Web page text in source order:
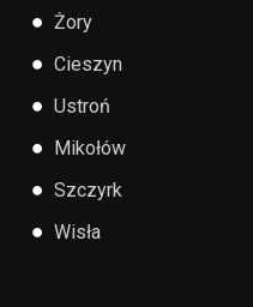
● Żory
● Cieszyn
● Ustroń
● Mikołów
● Szczyrk
● Wisła